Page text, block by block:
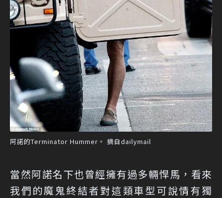
阿諾的Terminator Hummer。 摘自dailymail
當然阿諾名下也曾經擁有過多輛悍馬，看來
我們的魔鬼終結者對這類車型可說情有獨